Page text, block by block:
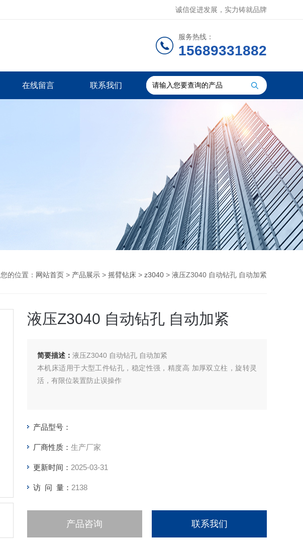
诚信促进发展，实力铸就品牌
服务热线：
15689331882
在线留言 联系我们
您的位置： 网站首页 > 产品展示 > 摇臂钻床 > z3040 > 液压Z3040 自动钻孔 自动加紧
液压Z3040 自动钻孔 自动加紧
简要描述： 液压Z3040 自动钻孔 自动加紧
本机床适用于大型工件钻孔，稳定性强，精度高 加厚双立柱，旋转灵
活，有限位装置防止误操作
产品型号：
厂商性质： 生产厂家
更新时间： 2025-03-31
访 问 量： 2138
产品咨询 联系我们